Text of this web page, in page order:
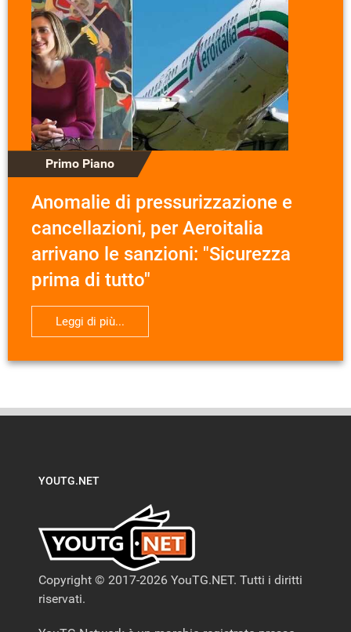
Primo Piano
Anomalie di pressurizzazione e
cancellazioni, per Aeroitalia
arrivano le sanzioni: "Sicurezza
prima di tutto"
Leggi di più...
YOUTG.NET
Copyright © 2017-2026 YouTG.NET. Tutti i diritti
riservati.